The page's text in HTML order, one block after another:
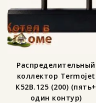
Распределительный
коллектор Termojet
К52В.125 (200) (пять+
один контур)